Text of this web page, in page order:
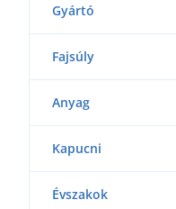
Gyártó
Fajsúly
Anyag
Kapucni
Évszakok